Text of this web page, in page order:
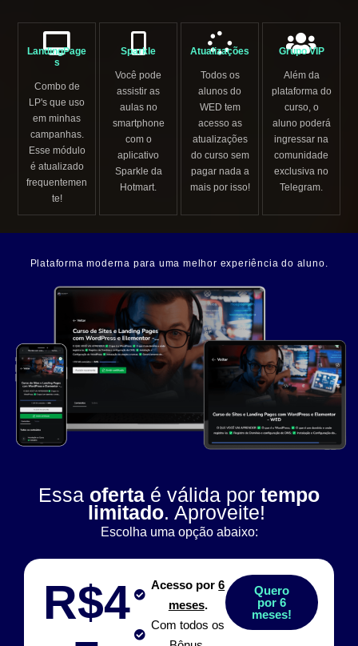
LandingPage
s
Combo de
LP's que uso
em minhas
campanhas.
Esse módulo
é atualizado
frequentemen
te!
Sparkle
Você pode
assistir as
aulas no
smartphone
com o
aplicativo
Sparkle da
Hotmart.
Atualizações
Todos os
alunos do
WED tem
acesso as
atualizações
do curso sem
pagar nada a
mais por isso!
Grupo VIP
Além da
plataforma do
curso, o
aluno poderá
ingressar na
comunidade
exclusiva no
Telegram.
Plataforma moderna para uma melhor experiência do aluno.
Essa oferta é válida por tempo
limitado. Aproveite!
Escolha uma opção abaixo:
R$4
Acesso por6
meses.
Com todos os
Quero
por 6
meses!